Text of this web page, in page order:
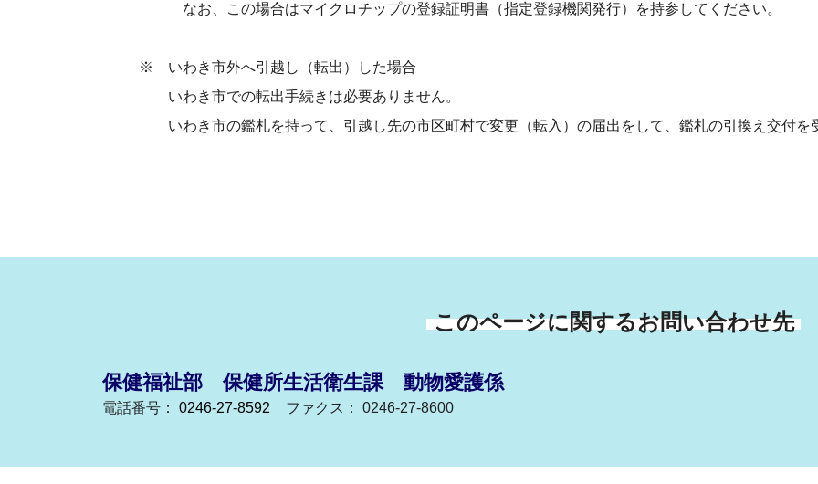
なお、この場合はマイクロチップの登録証明書（指定登録機関発行）を持参してください。
※ いわき市外へ引越し（転出）した場合
いわき市での転出手続きは必要ありません。
いわき市の鑑札を持って、引越し先の市区町村で変更（転入）の届出をして、鑑札の引換え交付を
このページに関するお問い合わせ先
保健福祉部 保健所生活衛生課 動物愛護係
電話番号： 0246-27-8592 ファクス： 0246-27-8600